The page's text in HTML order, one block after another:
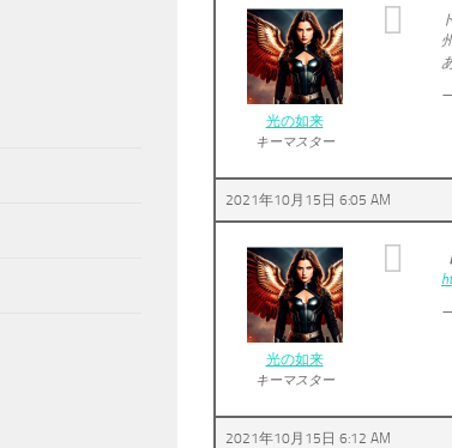
光の如来
キーマスター
2021年10月15日 6:05 AM
光の如来
キーマスター
2021年10月15日 6:12 AM